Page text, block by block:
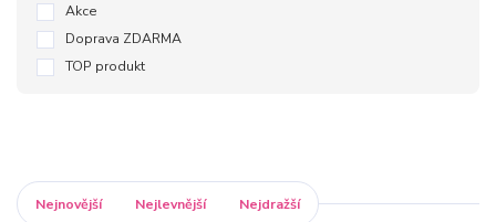
Akce
Doprava ZDARMA
TOP produkt
Nejnovější Nejlevnější Nejdražší